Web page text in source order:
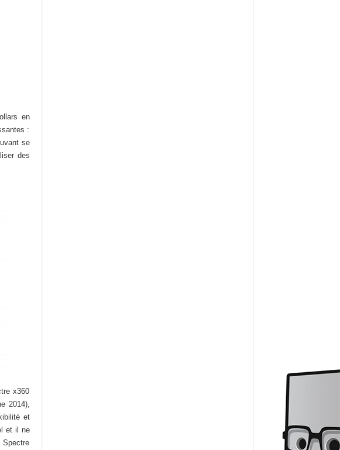
en
:
se
des
x360
2014),
et
et il ne